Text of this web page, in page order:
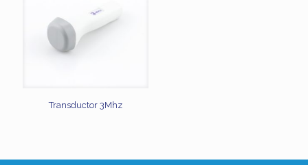
Transductor 3Mhz